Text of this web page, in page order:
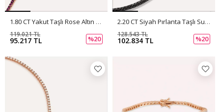
1.80 CT Yakut Taşlı Rose Altın Suyolu Bileklik
95.217 TL
119.021 TL
%20
2.20 CT Siyah Pırlanta Taşlı Suyolu Bileklik
102.834 TL
128.543 TL
%20